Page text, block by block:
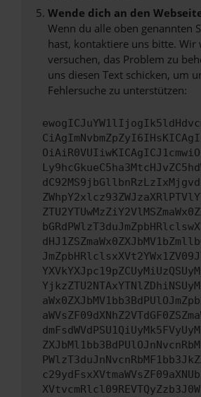
Wende dich an den
Wenn du alle oben genannten
hast, kontaktiere uns bitte. Wir
versuchen, das Problem zu
uns diesen Text schicken, um
Fehlersuche zu unterstützen: